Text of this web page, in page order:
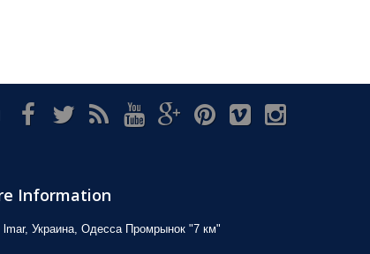
Information
lmar, Украина, Одесса Промрынок "7 км"